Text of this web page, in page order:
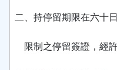
二、持停留期限在六十
限制之停留簽證，經許